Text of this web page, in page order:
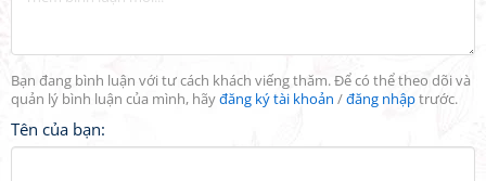
Bạn đang bình luận với tư cách khách viếng thăm. Để có thể theo dõi và
quản lý bình luận của mình, hãyđăng ký tài khoản /đăng nhậptrước.
Tên của bạn: